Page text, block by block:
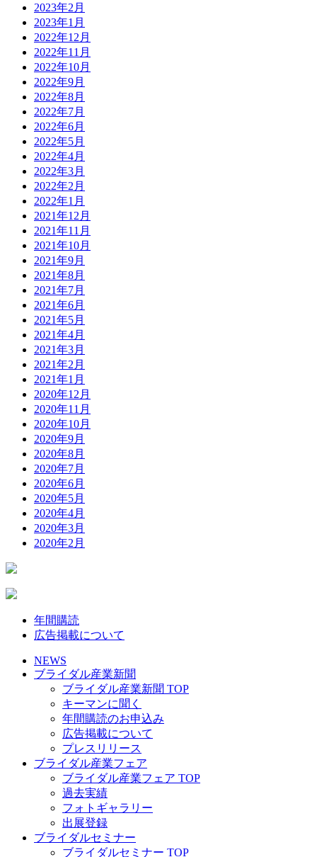
2023年2月
2023年1月
2022年12月
2022年11月
2022年10月
2022年9月
2022年8月
2022年7月
2022年6月
2022年5月
2022年4月
2022年3月
2022年2月
2022年1月
2021年12月
2021年11月
2021年10月
2021年9月
2021年8月
2021年7月
2021年6月
2021年5月
2021年4月
2021年3月
2021年2月
2021年1月
2020年12月
2020年11月
2020年10月
2020年9月
2020年8月
2020年7月
2020年6月
2020年5月
2020年4月
2020年3月
2020年2月
年間購読
広告掲載について
NEWS
ブライダル産業新聞
ブライダル産業新聞 TOP
キーマンに聞く
年間購読のお申込み
広告掲載について
プレスリリース
ブライダル産業フェア
ブライダル産業フェア TOP
過去実績
フォトギャラリー
出展登録
ブライダルセミナー
ブライダルセミナー TOP